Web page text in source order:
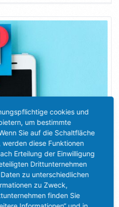
PUSH MITTEILUNGEN
Push Mitteilungen? Fast jede
nutzt heutzutage die
cookies und
um bestimmte
Sie auf die Schaltfläche
werden diese Funktionen
Erteilung der Einwilligung
Drittunternehmen
zu unterschiedlichen
zu Zweck,
finden Sie